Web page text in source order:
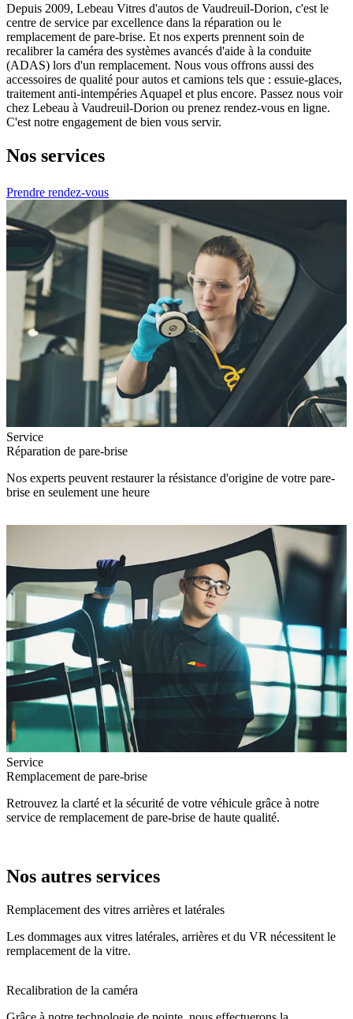
Depuis 2009, Lebeau Vitres d'autos de Vaudreuil-Dorion, c'est le
centre de service par excellence dans la réparation ou le
remplacement de pare-brise. Et nos experts prennent soin de
recalibrer la caméra des systèmes avancés d'aide à la conduite
(ADAS) lors d'un remplacement. Nous vous offrons aussi des
accessoires de qualité pour autos et camions tels que : essuie-glaces,
traitement anti-intempéries Aquapel et plus encore. Passez nous voir
chez Lebeau à Vaudreuil-Dorion ou prenez rendez-vous en ligne.
C'est notre engagement de bien vous servir.
Nos services
Prendre rendez-vous
Service
Réparation de pare-brise
Nos experts peuvent restaurer la résistance d'origine de votre pare-
brise en seulement une heure
Service
Remplacement de pare-brise
Retrouvez la clarté et la sécurité de votre véhicule grâce à notre
service de remplacement de pare-brise de haute qualité.
Nos autres services
Remplacement des vitres arrières et latérales
Les dommages aux vitres latérales, arrières et du VR nécessitent le
remplacement de la vitre.
Recalibration de la caméra